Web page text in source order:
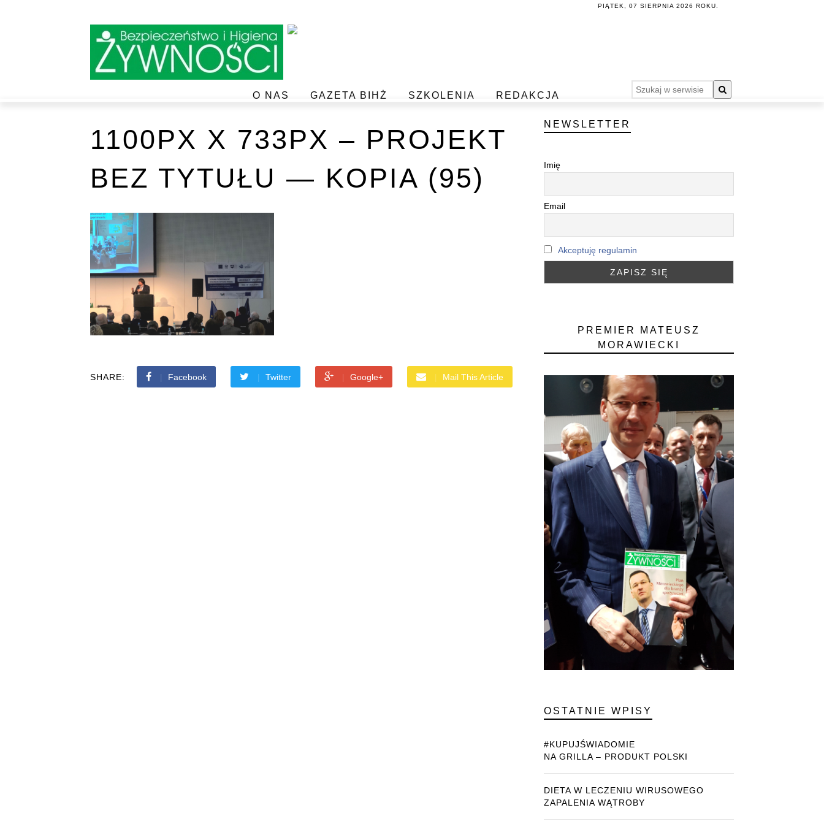
PIĄTEK, 07 SIERPNIA 2026 ROKU.
O NAS GAZETA BIHŻ SZKOLENIA REDAKCJA
1100PX X 733PX – PROJEKT
BEZ TYTUŁU — KOPIA (95)
SHARE: Facebook Twitter Google+ Mail This Article
NEWSLETTER
Imię
Email
Akceptuję regulamin
PREMIER MATEUSZ
MORAWIECKI
OSTATNIE WPISY
#KUPUJŚWIADOMIE
NA GRILLA – PRODUKT POLSKI
DIETA W LECZENIU WIRUSOWEGO
ZAPALENIA WĄTROBY